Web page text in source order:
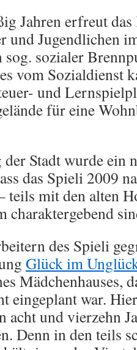
Jahren erfreut
und Jugendlichen
sog. sozialer
vom Sozialdienst
und
für eine
Stadt wurde ein
das Spieli 2009
teils mit den alten
charaktergebend
des Spieli
Glück im
Mädchenhauses,
eingeplant war.
acht und vierzehn
Denn in den teils